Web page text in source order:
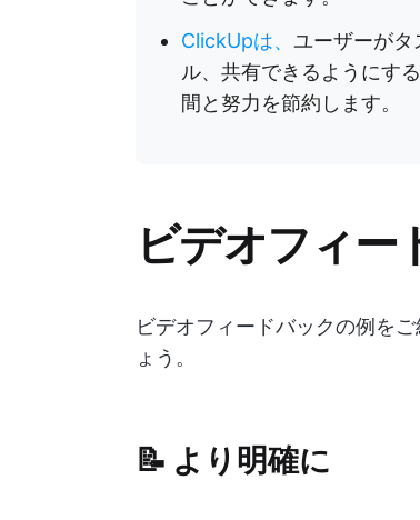
ClickUpは、 ユーザーがタ
ル、共有できるようにす
間と努力を節約します。
ビデオフィー
ビデオフィードバックの例を
ょう。
📝 より明確に